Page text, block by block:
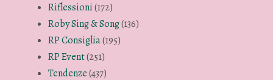
Riflessioni(172)
Roby Sing & Song(136)
RP Consiglia(195)
RP Event(251)
Tendenze(437)